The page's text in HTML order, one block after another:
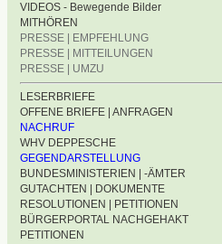
VIDEOS - Bewegende Bilder
MITHÖREN
PRESSE | EMPFEHLUNG
PRESSE | MITTEILUNGEN
PRESSE | UMZU
LESERBRIEFE
OFFENE BRIEFE | ANFRAGEN
NACHRUF
WHV DEPPESCHE
GEGENDARSTELLUNG
BUNDESMINISTERIEN | -ÄMTER
GUTACHTEN | DOKUMENTE
RESOLUTIONEN | PETITIONEN
BÜRGERPORTAL NACHGEHAKT
PETITIONEN